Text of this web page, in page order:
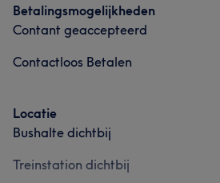
Wat onze klanten zeggen over
Betalingsmogelijkheden
Contant geaccepteerd
Contactloos Betalen
Locatie
Bushalte dichtbij
Treinstation dichtbij